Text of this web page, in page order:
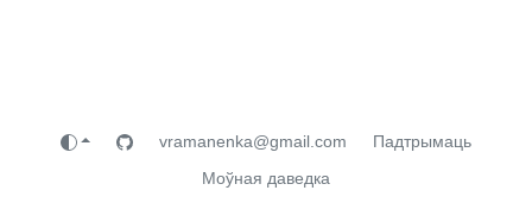
vramanenka@gmail.com
Падтрымаць
Моўная даведка